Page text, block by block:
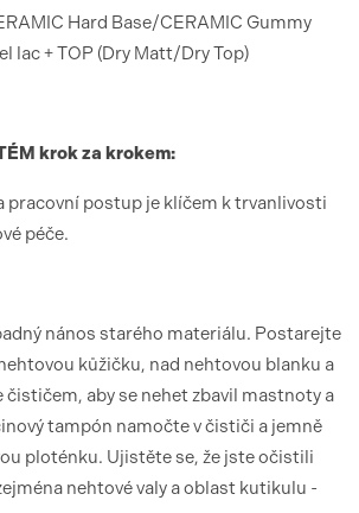
Hard Base/CERAMIC Gummy
lac + TOP (Dry Matt/Dry Top)
ÉM krok za krokem:
pracovní postup je klíčem k trvanlivosti
péče.
nános starého materiálu. Postarejte
kůžičku, nad nehtovou blanku a
čističem, aby se nehet zbavil mastnoty a
tampón namočte v čističi a jemně
ploténku. Ujistěte se, že jste očistili
nehtové valy a oblast kutikulu -